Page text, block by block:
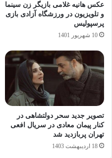
عکس هانیه غلامی بازیگر زن سینما
و تلویزیون در ورزشگاه آزادی بازی
پرسپولیس
10 شهریور 1401
تصویر جدید سحر دولتشاهی در
کنار پیمان معادی در سریال افعی
تهران پربازدید شد
18 اردیبهشت 1403